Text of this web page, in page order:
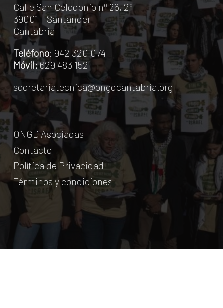
Calle San Celedonio nº 26, 2º
39001 – Santander
Cantabria
Teléfono: 942 320 074
Móvil:629 483 152
secretariatecnica@ongdcantabria.org
ONGD Asociadas
Contacto
Política de Privacidad
Términos y condiciones